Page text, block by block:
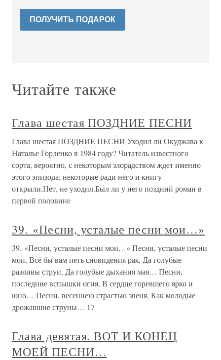
ПОЛУЧИТЬ ПОДАРОК
Читайте также
Глава шестая ПОЗДНИЕ ПЕСНИ
Глава шестая ПОЗДНИЕ ПЕСНИ Уходил ли Окуджава к
Наталье Горленко в 1984 году? Читатель известного
сорта, вероятно, с некоторым злорадством ждет именно
этого эпизода; некоторые ради него и книгу
открыли.Нет, не уходил.Был ли у него поздний роман в
первой половине
39. «Песни, усталые песни мои…»
39. «Песни, усталые песни мои…» Песни, усталые песни
мои, Всё бы вам петь сновидения рая, Да голубые
разливы струи, Да голубые дыхания мая… Песни,
последние вспышки огня, В сердце горевшего ярко и
юно… Песни, весеннею страстью звеня, Как молодые
дрожавшие струны… 17
Глава девятая. ВОТ И КОНЕЦ
МОЕЙ ПЕСНИ…